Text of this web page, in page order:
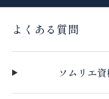
よくある質問
ソムリエ